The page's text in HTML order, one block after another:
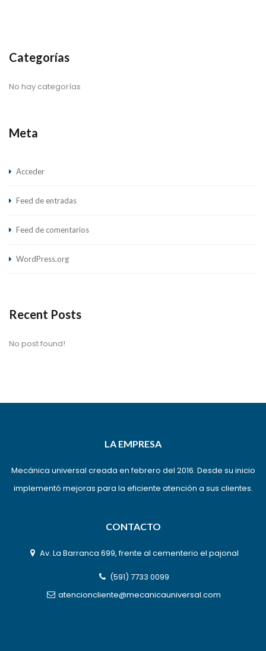
Categorías
No hay categorías
Meta
Acceder
Feed de entradas
Feed de comentarios
WordPress.org
Recent Posts
No post found!
LA EMPRESA
Mecánica universal creada en febrero del 2016. Desde su inicio
implementó mejoras para la eficiente atención a sus clientes.
CONTACTO
Av. La Barranca 699, frente al cementerio el pajonal
(591) 7733 0099
atencioncliente@mecanicauniversal.com